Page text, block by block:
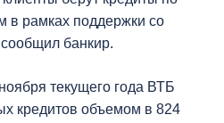
в рамках поддержки со
банкир.
текущего года ВТБ
кредитов объемом в 824